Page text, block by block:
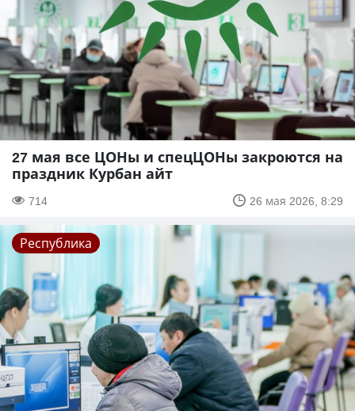
27 мая все ЦОНы и спецЦОНы закроются на
праздник Курбан айт
714 26 мая 2026, 8:29
Республика